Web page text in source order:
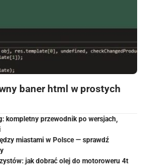
baner html w prostych
kompletny przewodnik po wersjach,
miastami w Polsce — sprawdź
jak dobrać olej do motoroweru 4t